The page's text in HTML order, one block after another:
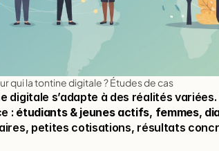
qui la tontine digitale ? Études de cas
digitale s’adapte à des réalités
: étudiants & jeunes actifs, femmes,
petites cotisations, résultats